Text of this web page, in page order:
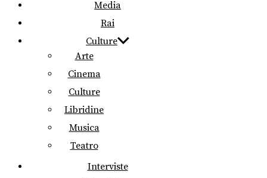
Media
Rai
Culture
Arte
Cinema
Culture
Libridine
Musica
Teatro
Interviste